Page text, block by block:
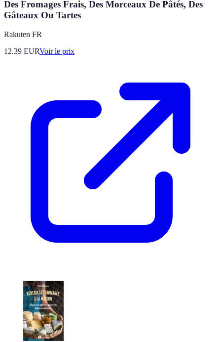
Des Fromages Frais, Des Morceaux De Pâtés, Des
Gâteaux Ou Tartes
Rakuten FR
12.39 EURVoir le prix